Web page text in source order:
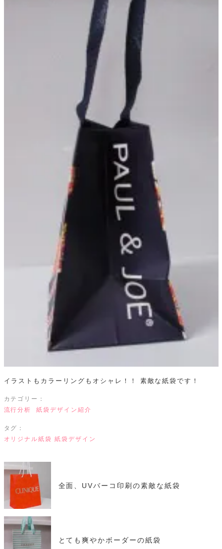
イラストもカラーリングもオシャレ！！ 素敵な紙袋です！
カテゴリー：
流行分析
紙袋デザイン紹介
タグ：
オリジナル紙袋 紙袋デザイン
全面、UVバーコ印刷の素敵な紙袋
とても爽やかボーダーの紙袋